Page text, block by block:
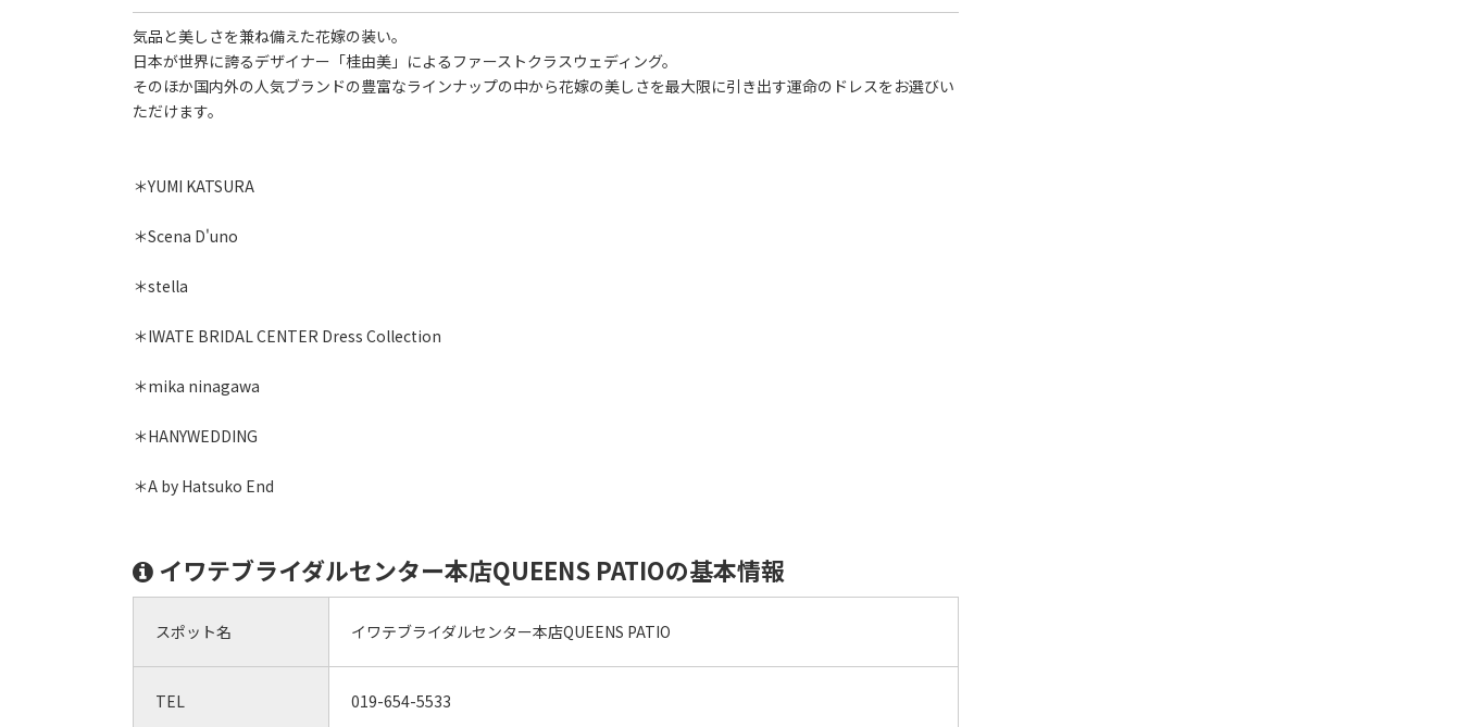
気品と美しさを兼ね備えた花嫁の装い。
日本が世界に誇るデザイナー「桂由美」によるファーストクラスウェディング。
そのほか国内外の人気ブランドの豊富なラインナップの中から花嫁の美しさを最大限に引き出す運命のドレスをお選びい
ただけます。
＊YUMI KATSURA
＊Scena D'uno
＊stella
＊IWATE BRIDAL CENTER Dress Collection
＊mika ninagawa
＊HANYWEDDING
＊A by Hatsuko End
イワテブライダルセンター本店QUEENS PATIOの基本情報
スポット名 イワテブライダルセンター本店QUEENS PATIO
TEL 019-654-5533